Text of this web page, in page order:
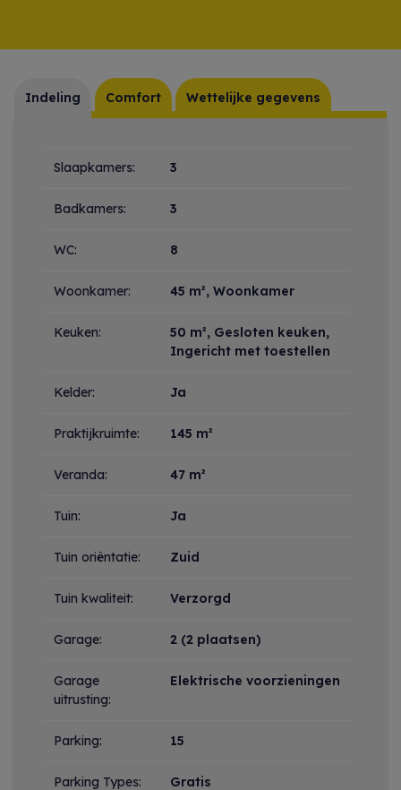
Indeling Comfort Wettelijke gegevens
Indeling
Slaapkamers: 3
Badkamers: 3
WC: 8
Woonkamer: 45 m², Woonkamer
Keuken: 50 m², Gesloten keuken,
Ingericht met toestellen
Kelder: Ja
Praktijkruimte: 145 m²
Veranda: 47 m²
Tuin: Ja
Tuin oriëntatie: Zuid
Tuin kwaliteit: Verzorgd
Garage: 2 (2 plaatsen)
Garage
uitrusting:
Elektrische voorzieningen
Parking: 15
Parking Types: Gratis